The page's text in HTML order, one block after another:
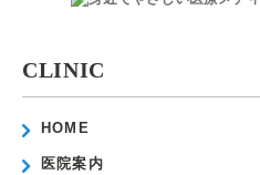
CLINIC
HOME
医院案内